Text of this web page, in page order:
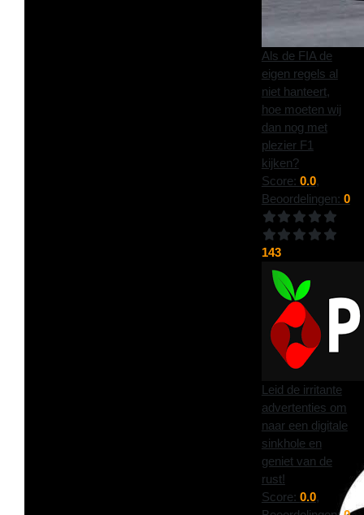
Als de FIA de
eigen regels al
niet hanteert,
hoe moeten wij
dan nog met
plezier F1
kijken?
Score: 0.0,
Beoordelingen: 0
143
Leid de irritante
advertenties om
naar een digitale
sinkhole en
geniet van de
rust!
Score: 0.0,